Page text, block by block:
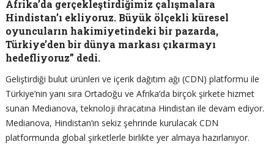
Afrika’da gerçekleştirdiğimiz çalışmalara
Hindistan’ı ekliyoruz. Büyük ölçekli küresel
oyuncuların hakimiyetindeki bir pazarda,
Türkiye’den bir dünya markası çıkarmayı
hedefliyoruz” dedi.
Geliştirdiği bulut ürünleri ve içerik dağıtım ağı (CDN) platformu ile
Türkiye’nin yanı sıra Ortadoğu ve Afrika’da birçok şirkete hizmet
sunan Medianova, teknoloji ihracatına Hindistan ile devam ediyor.
Medianova, Hindistan’ın sekiz şehrinde kurulacak CDN
platformunda global şirketlerle birlikte yer almaya hazırlanıyor.